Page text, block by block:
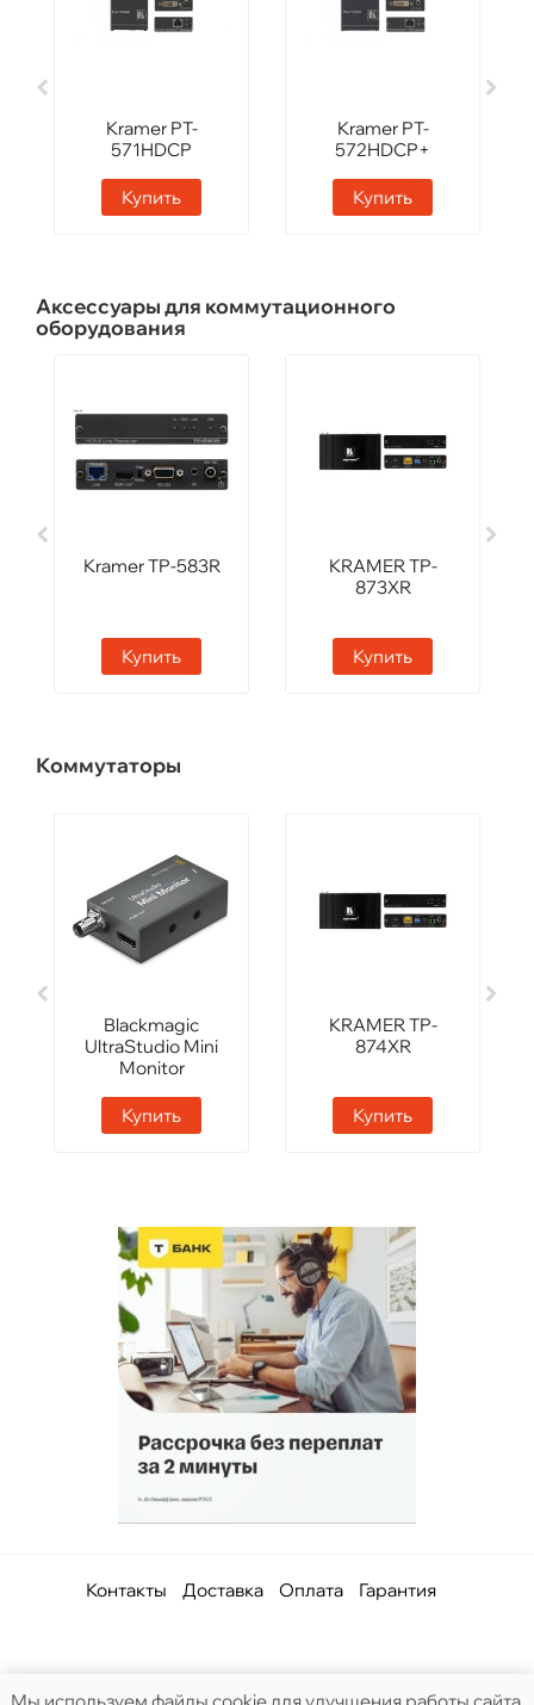
Kramer PT-
571HDCP
Купить
Kramer PT-
572HDCP+
Купить
Аксессуары для коммутационного
оборудования
Kramer TP-583R
Купить
KRAMER TP-
873XR
Купить
Коммутаторы
Blackmagic
UltraStudio Mini
Monitor
Купить
KRAMER TP-
874XR
Купить
Контакты Доставка Оплата Гарантия